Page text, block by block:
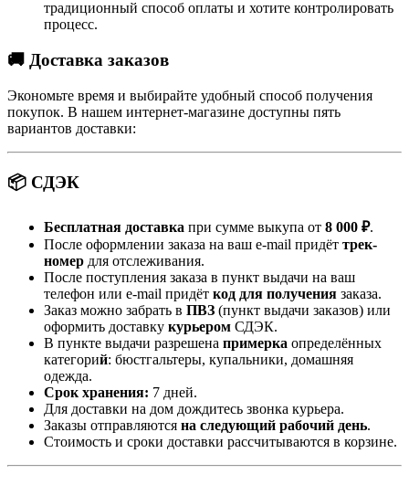
традиционный способ оплаты и хотите контролировать
процесс.
🚚 Доставка заказов
Экономьте время и выбирайте удобный способ получения
покупок. В нашем интернет-магазине доступны пять
вариантов доставки:
📦 СДЭК
Бесплатная доставка при сумме выкупа от 8 000 ₽.
После оформлении заказа на ваш e-mail придёт трек-
номер для отслеживания.
После поступления заказа в пункт выдачи на ваш
телефон или e-mail придёт код для получения заказа.
Заказ можно забрать в ПВЗ (пункт выдачи заказов) или
оформить доставку курьером СДЭК.
В пункте выдачи разрешена примерка определённых
категорий: бюстгальтеры, купальники, домашняя
одежда.
Срок хранения: 7 дней.
Для доставки на дом дождитесь звонка курьера.
Заказы отправляются на следующий рабочий день.
Стоимость и сроки доставки рассчитываются в корзине.